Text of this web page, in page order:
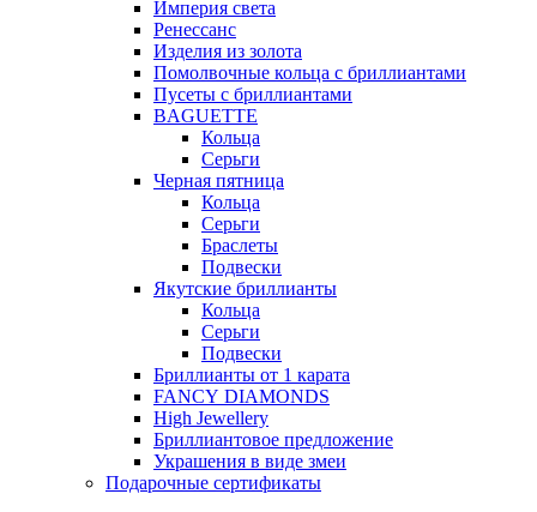
Империя света
Ренессанс
Изделия из золота
Помолвочные кольца с бриллиантами
Пусеты с бриллиантами
BAGUETTE
Кольца
Серьги
Черная пятница
Кольца
Серьги
Браслеты
Подвески
Якутские бриллианты
Кольца
Серьги
Подвески
Бриллианты от 1 карата
FANCY DIAMONDS
High Jewellery
Бриллиантовое предложение
Украшения в виде змеи
Подарочные сертификаты